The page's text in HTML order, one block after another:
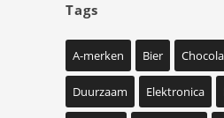
Tags
A-merken Bier
Duurzaam Elektronica